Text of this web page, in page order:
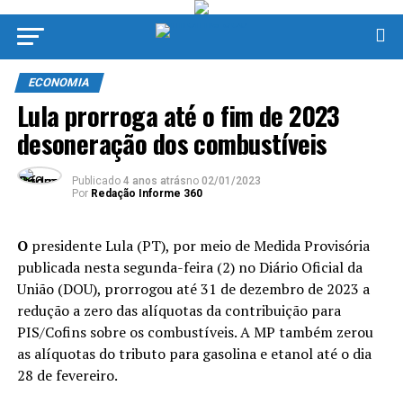
ECONOMIA
Lula prorroga até o fim de 2023
desoneração dos combustíveis
Publicado 4 anos atrásno 02/01/2023
Por Redação Informe 360
Opresidente Lula (PT), por meio de Medida Provisória
publicada nesta segunda-feira (2) no Diário Oficial da
União (DOU), prorrogou até 31 de dezembro de 2023 a
redução a zero das alíquotas da contribuição para
PIS/Cofins sobre os combustíveis. A MP também zerou
as alíquotas do tributo para gasolina e etanol até o dia
28 de fevereiro.